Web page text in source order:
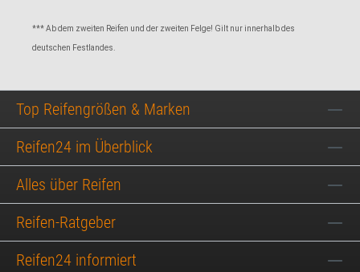
*** Ab dem zweiten Reifen und der zweiten Felge! Gilt nur innerhalb des
deutschen Festlandes.
Top Reifengrößen & Marken
Reifen24 im Überblick
Alles über Reifen
Reifen-Ratgeber
Reifen24 informiert